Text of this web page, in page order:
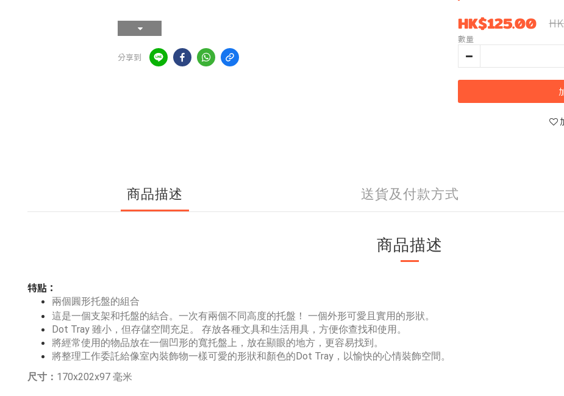
分享到
HK$125.00
數量
商品描述 送貨及付款方式
商品描述
特點：
兩個圓形托盤的組合
這是一個支架和托盤的結合。 一次有兩個不同高度的托盤！ 一個外形可愛且實用的形狀。
Dot Tray 雖小，但存儲空間充足。 存放各種文具和生活用具，方便你查找和使用。
將經常使用的物品放在一個凹形的寬托盤上，放在顯眼的地方，更容易找到。
將整理工作委託給像室內裝飾物一樣可愛的形狀和顏色的Dot Tray，以愉快的心情裝飾空間。
尺寸： 170x202x97 毫米